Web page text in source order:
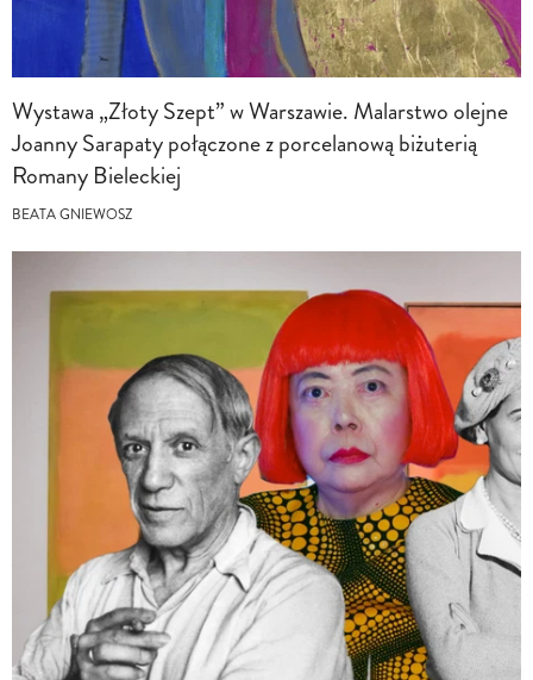
Wystawa „Złoty Szept” w Warszawie. Malarstwo olejne
Joanny Sarapaty połączone z porcelanową biżuterią
Romany Bieleckiej
BEATA GNIEWOSZ